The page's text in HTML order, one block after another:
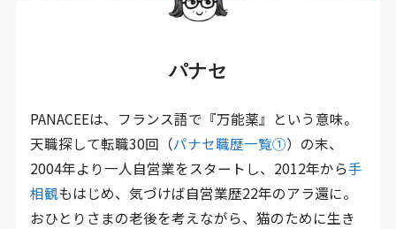
パナセ
PANACEEは、フランス語で『万能薬』という意味。
天職探して転職30回（パナセ職歴一覧①）の末、
2004年より一人自営業をスタートし、2012年から手
相観もはじめ、気づけば自営業歴22年のアラ還に。
おひとりさまの老後を考えながら、猫のために生き